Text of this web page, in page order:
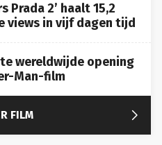
Prada 2’ haalt 15,2
views in vijf dagen tijd
wereldwijde opening
Man-film
FILM 